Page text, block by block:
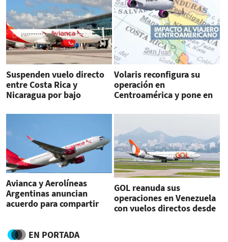
Suspenden vuelo directo
entre Costa Rica y
Nicaragua por bajo
Volaris reconfigura su
operación en
Centroamérica y pone en
en la región
Avianca y Aerolíneas
Argentinas anuncian
acuerdo para compartir
GOL reanuda sus
operaciones en Venezuela
con vuelos directos desde
EN PORTADA